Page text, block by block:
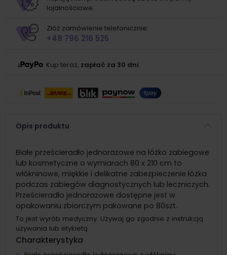
lojalnościowe
Złóż zamówienie telefonicznie:
+48 796 216 525
Kup teraz, zapłać za 30 dni
Opis produktu
Białe prześcieradło jednorazowe na łóżko zabiegowe
lub kosmetyczne o wymiarach 80 x 210 cm to
włókninowe, miękkie i delikatne zabezpieczenie łóżka
podczas zabiegów diagnostycznych lub leczniczych.
Prześcieradło jednorazowe dostępne jest w
opakowaniu zbiorczym pakowane po 80szt.
To jest wyrób medyczny. Używaj go zgodnie z instrukcją
używania lub etykietą.
Charakterystyka